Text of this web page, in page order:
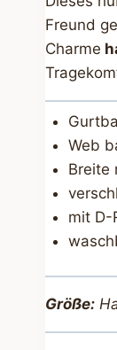
Freund
Charme
Web
Breite
mit D-
Größe: